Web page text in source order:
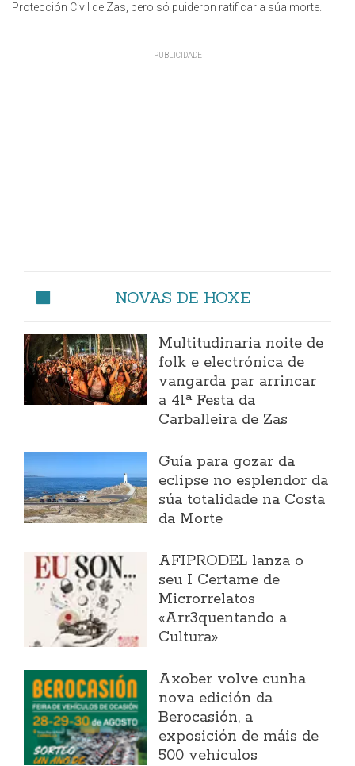
Protección Civil de Zas, pero só puideron ratificar a súa morte.
NOVAS DE HOXE
Multitudinaria noite de
folk e electrónica de
vangarda par arrincar
a 41ª Festa da
Carballeira de Zas
Guía para gozar da
eclipse no esplendor da
súa totalidade na Costa
da Morte
AFIPRODEL lanza o
seu I Certame de
Microrrelatos
«Arr3quentando a
Cultura»
Axober volve cunha
nova edición da
Berocasión, a
exposición de máis de
500 vehículos